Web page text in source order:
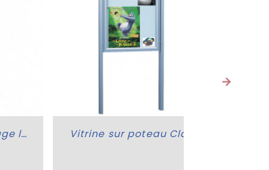
Panneau d'affichage libre